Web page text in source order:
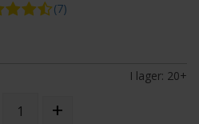
(7)
I lager: 20+
+